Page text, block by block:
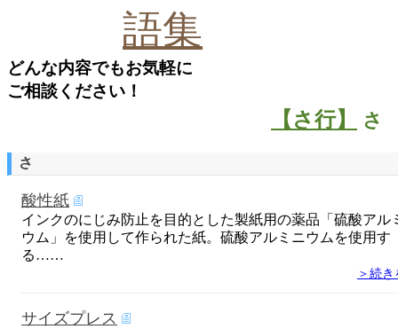
語集
【さ行】 さ
さ
酸性紙
インクのにじみ防止を目的とした製紙用の薬品「硫酸アル
ウム」を使用して作られた紙。硫酸アルミニウムを使用す
る……
＞続
サイズプレス
どんな内容でもお気軽に
ご相談ください！